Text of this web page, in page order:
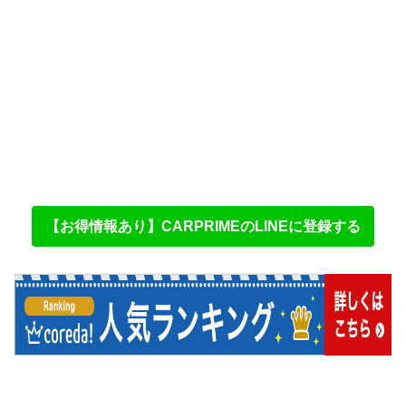
【お得情報あり】CARPRIMEのLINEに登録する